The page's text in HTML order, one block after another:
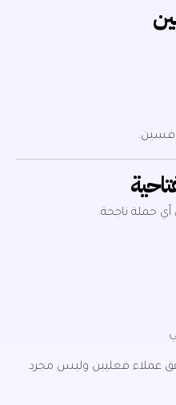
حملة ناجحة.
عملاء فعليين وليس مجرد